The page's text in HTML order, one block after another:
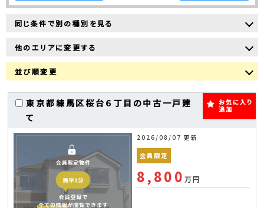
同じ条件で別の種別を見る
他のエリアに変更する
並び順変更
東京都練馬区桜台６丁目の中古一戸建
て
お気に入り
追加
2026/08/07 更新
会員限定
8,800万円